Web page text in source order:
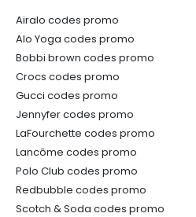
Airalo codes promo
Alo Yoga codes promo
Bobbi brown codes promo
Crocs codes promo
Gucci codes promo
Jennyfer codes promo
LaFourchette codes promo
Lancôme codes promo
Polo Club codes promo
Redbubble codes promo
Scotch & Soda codes promo